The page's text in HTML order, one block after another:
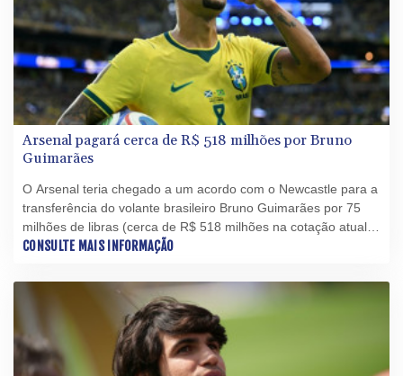
Arsenal pagará cerca de R$ 518 milhões por Bruno
Guimarães
O Arsenal teria chegado a um acordo com o Newcastle para a
transferência do volante brasileiro Bruno Guimarães por 75
milhões de libras (cerca de R$ 518 milhões na cotação atual),
segundo informaram vários veículos de imprensa nesta
CONSULTE MAIS INFORMAÇÃO